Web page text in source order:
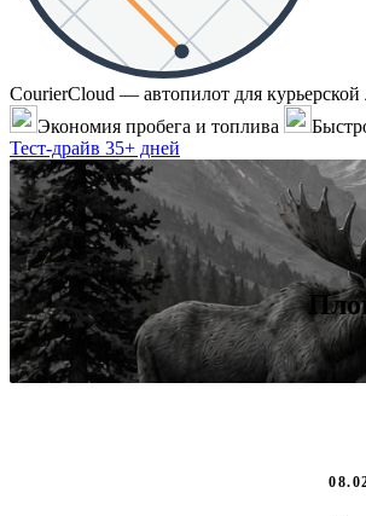
CourierCloud — автопилот для курьерской
Экономия пробега и топлива
Тест-драйв 35+ дней